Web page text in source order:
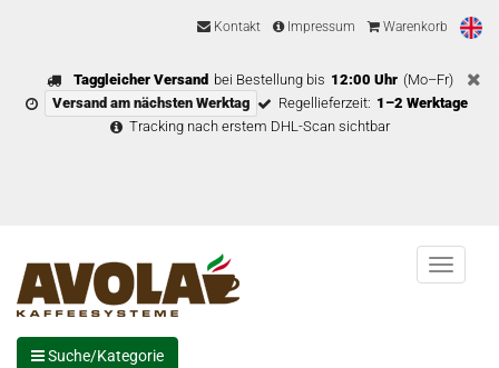
Kontakt Impressum Warenkorb
Taggleicher Versand bei Bestellung bis 12:00 Uhr (Mo–Fr)
Versand am nächsten Werktag
Regellieferzeit: 1–2 Werktage
Tracking nach erstem DHL-Scan sichtbar
Menu
Suche/Kategorie